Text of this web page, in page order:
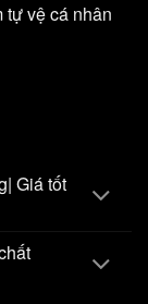
tự vệ cá nhân
Giá tốt